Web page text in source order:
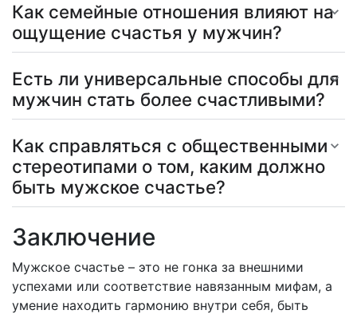
Как семейные отношения влияют на
ощущение счастья у мужчин?
Есть ли универсальные способы для
мужчин стать более счастливыми?
Как справляться с общественными
стереотипами о том, каким должно
быть мужское счастье?
Заключение
Мужское счастье – это не гонка за внешними
успехами или соответствие навязанным мифам, а
умение находить гармонию внутри себя, быть